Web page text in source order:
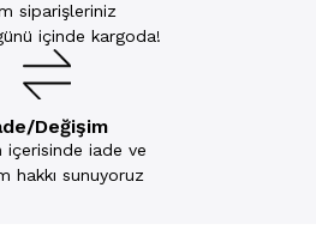
siparişleriniz
içinde kargoda!
Değişim
içerisinde iade ve
hakkı sunuyoruz